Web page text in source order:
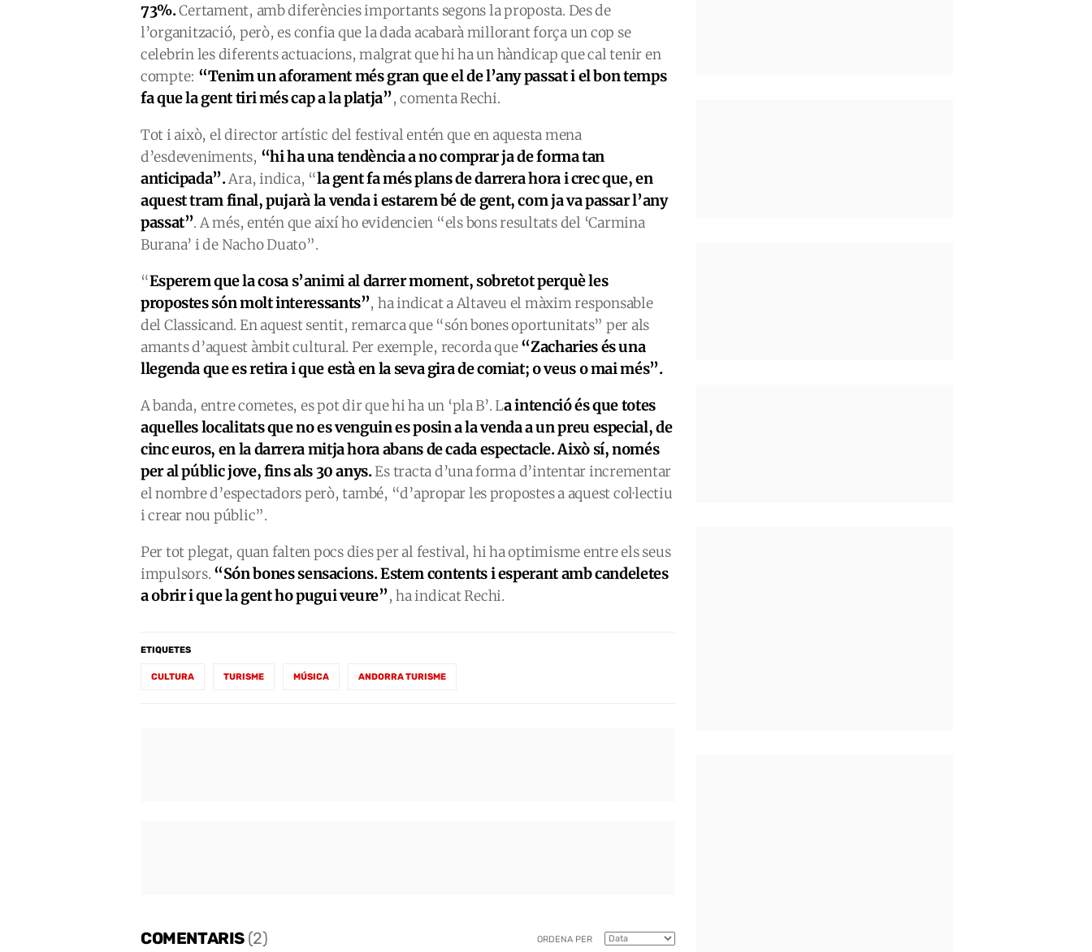
73%.Certament, amb diferències importants segons la proposta. Des de
l’organització, però, es confia que la dada acabarà millorant força un cop se
celebrin les diferents actuacions, malgrat que hi ha un hàndicap que cal tenir en
compte: “Tenim un aforament més gran que el de l’any passat i el bon temps
fa que la gent tiri més cap a la platja”, comenta Rechi.
Tot i això, el director artístic del festival entén que en aquesta mena
d’esdeveniments, “hi ha una tendència a no comprar ja de forma tan
anticipada”.Ara, indica, “la gent fa més plans de darrera hora i crec que, en
aquest tram final, pujarà la venda i estarem bé de gent, com ja va passar l’any
passat”. A més, entén que així ho evidencien “els bons resultats del ‘Carmina
Burana’ i de Nacho Duato”.
“Esperem que la cosa s’animi al darrer moment, sobretot perquè les
propostes són molt interessants”, ha indicat a Altaveu el màxim responsable
del Classicand. En aquest sentit, remarca que “són bones oportunitats” per als
amants d’aquest àmbit cultural. Per exemple, recorda que“Zacharies és una
llegenda que es retira i que està en la seva gira de comiat; o veus o mai més”.
A banda, entre cometes, es pot dir que hi ha un ‘pla B’. La intenció és que totes
aquelles localitats que no es venguin es posin a la venda a un preu especial, de
cinc euros, en la darrera mitja hora abans de cada espectacle. Això sí, només
per al públic jove, fins als 30 anys.Es tracta d’una forma d’intentar incrementar
el nombre d’espectadors però, també, “d’apropar les propostes a aquest col·lectiu
i crear nou públic”.
Per tot plegat, quan falten pocs dies per al festival, hi ha optimisme entre els seus
impulsors. “Són bones sensacions. Estem contents i esperant amb candeletes
a obrir i que la gent ho puguiveure”, ha indicat Rechi.
ETIQUETES
CULTURA TURISME MÚSICA ANDORRA TURISME
COMENTARIS (2) ORDENA PER